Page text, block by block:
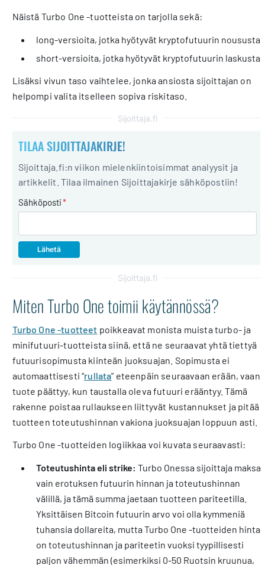
Näistä Turbo One -tuotteista on tarjolla sekä:
long-versioita, jotka hyötyvät kryptofutuurin noususta
short-versioita, jotka hyötyvät kryptofutuurin laskusta
Lisäksi vivun taso vaihtelee, jonka ansiosta sijoittajan on
helpompi valita itselleen sopiva riskitaso.
Sijoittaja.fi
TILAA SIJOITTAJAKIRJE!
Sijoittaja.fi:n viikon mielenkiintoisimmat analyysit ja
artikkelit. Tilaa ilmainen Sijoittajakirje sähköpostiin!
Sähköposti*
Sijoittaja.fi
Miten Turbo One toimii käytännössä?
Turbo One -tuotteet poikkeavat monista muista turbo- ja
minifutuuri-tuotteista siinä, että ne seuraavat yhtä tiettyä
futuurisopimusta kiinteän juoksuajan. Sopimusta ei
automaattisesti “rullata” eteenpäin seuraavaan erään, vaan
tuote päättyy, kun taustalla oleva futuuri erääntyy. Tämä
rakenne poistaa rullaukseen liittyvät kustannukset ja pitää
tuotteen toteutushinnan vakiona juoksuajan loppuun asti.
Turbo One -tuotteiden logiikkaa voi kuvata seuraavasti:
Toteutushinta eli strike: Turbo Onessa sijoittaja maksaa
vain erotuksen futuurin hinnan ja toteutushinnan
välillä, ja tämä summa jaetaan tuotteen pariteetilla.
Yksittäisen Bitcoin futuurin arvo voi olla kymmeniä
tuhansia dollareita, mutta Turbo One -tuotteiden hinta
on toteutushinnan ja pariteetin vuoksi tyypillisesti
paljon vähemmän (esimerkiksi 0-50 Ruotsin kruunua,